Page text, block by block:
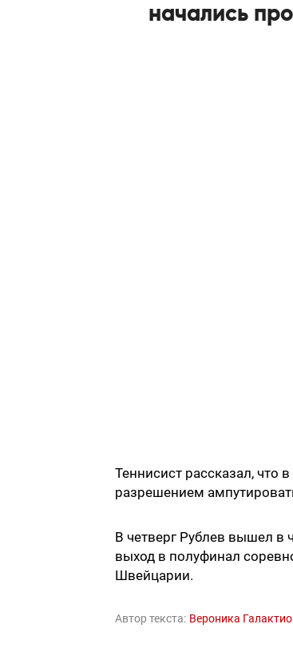
начались
Теннисист рассказал, что
разрешением
В четверг Рублев вышел в
выход в полуфинал
Швейцарии.
Автор текста: Вероника